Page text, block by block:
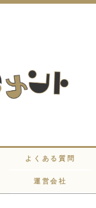
よくある質問
運営会社